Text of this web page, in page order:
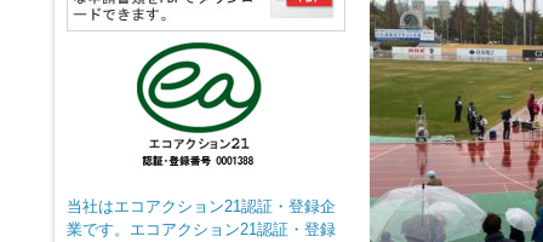
当社はエコアクション21認証・登録企
業です。エコアクション21認証・登録